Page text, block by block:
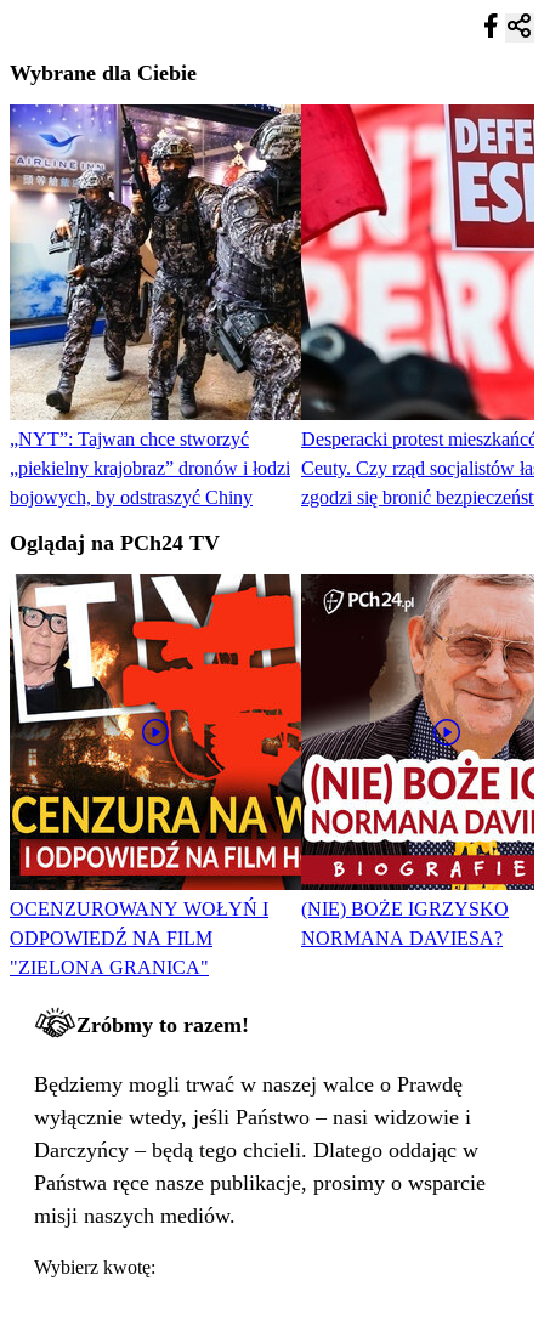
Wybrane dla Ciebie
„NYT”: Tajwan chce stworzyć
„piekielny krajobraz” dronów i łodzi
bojowych, by odstraszyć Chiny
Desperacki protest
Ceuty. Czy rząd socjalistów
zgodzi się bronić
Oglądaj na PCh24 TV
OCENZUROWANY WOŁYŃ I
ODPOWIEDŹ NA FILM
"ZIELONA GRANICA"
(NIE) BOŻE IGRZYSKO
NORMANA DAVIESA?
Zróbmy to razem!
Będziemy mogli trwać w naszej walce o Prawdę
wyłącznie wtedy, jeśli Państwo – nasi widzowie i
Darczyńcy – będą tego chcieli. Dlatego oddając w
Państwa ręce nasze publikacje, prosimy o wsparcie
misji naszych mediów.
Wybierz kwotę: